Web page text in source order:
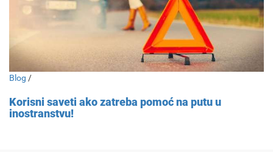
Blog /
Korisni saveti ako zatreba pomoć na putu u
inostranstvu!